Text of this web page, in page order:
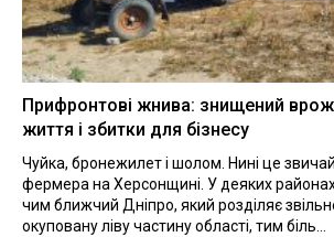
Прифронтові жнива: знищений
життя і збитки для бізнесу
Чуйка, бронежилет і шолом. Нині це
фермера на Херсонщині. У деяких районах
чим ближчий Дніпро, який розділяє
окуповану ліву частину області, тим біль...